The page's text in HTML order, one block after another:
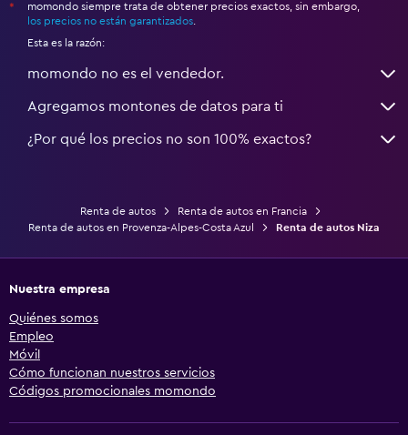
*
momondo siempre trata de obtener precios exactos, sin embargo,
los precios no están garantizados
Esta es la razón:
momondo no es el vendedor.
Agregamos montones de datos para ti
¿Por qué los precios no son 100% exactos?
Renta de autos
Renta de autos en Francia
Renta de autos en Provenza-Alpes-Costa Azul
Renta de autos Niza
Nuestra empresa
Quiénes somos
Empleo
Móvil
Cómo funcionan nuestros servicios
Códigos promocionales momondo